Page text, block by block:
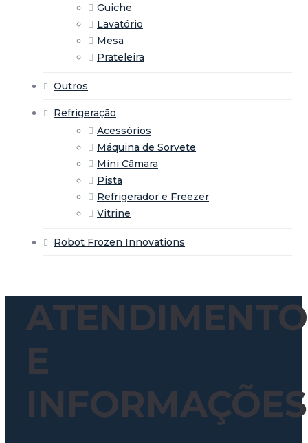
Guiche
Lavatório
Mesa
Prateleira
Outros
Refrigeração
Acessórios
Máquina de Sorvete
Mini Câmara
Pista
Refrigerador e Freezer
Vitrine
Robot Frozen Innovations
ATENDIMENTO
E
INFORMAÇÕES